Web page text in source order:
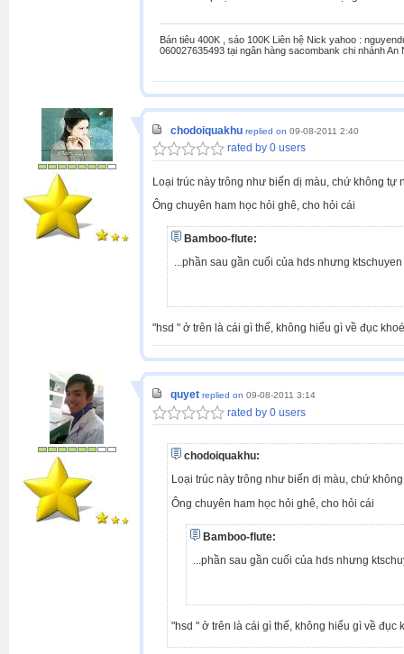
Bán tiêu 400K , sáo 100K Liên hệ Nick yahoo :
060027635493 tại ngân hàng sacombank chi nhánh
chodoiquakhu replied on 09-08-2011 2:40
rated by 0 users
Loại trúc này trông như biến dị màu, chứ không tự
Ông chuyên ham học hỏi ghê, cho hỏi cái
Bamboo-flute:
...phần sau gần cuối của hds nhưng
"hsd " ở trên là cái gì thế, không hiểu gì về đục
quyet replied on 09-08-2011 3:14
rated by 0 users
chodoiquakhu:
Loại trúc này trông như biến dị màu, chứ
Ông chuyên ham học hỏi ghê, cho hỏi cái
Bamboo-flute:
...phần sau gần cuối của hds nhưng
"hsd " ở trên là cái gì thế, không hiểu gì về đục